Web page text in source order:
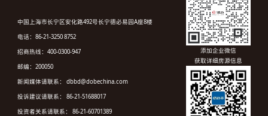
中国上海市长宁区安化路492号长宁德必易园A座8楼
电话：86-21-3250 8752
招商热线：400-0300-947
邮编：200050
新闻媒体请联系： dbbd@dobechina.com
投诉建议请联系： 86-21-51688017
投资者关系请联系： 86-21-60701389
添加企业微信
获取详细房源信息